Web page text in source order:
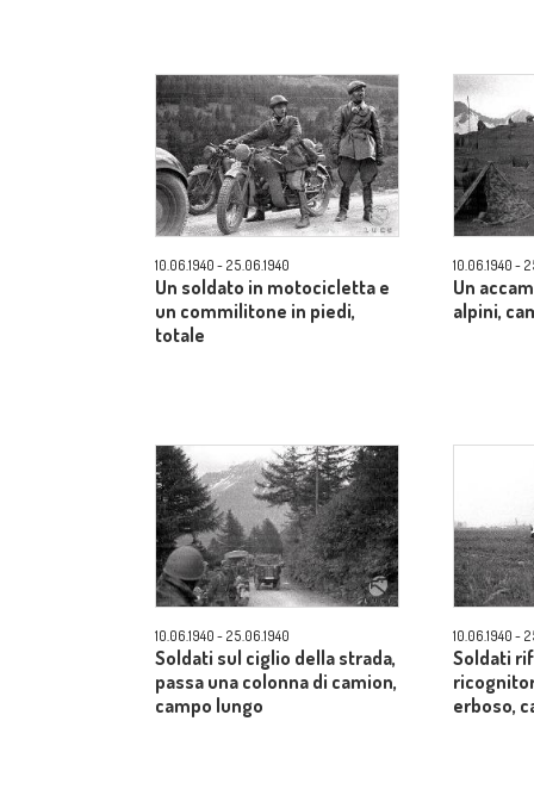
10.06.1940 - 25.06.1940
Un soldato in motocicletta e
un commilitone in piedi,
totale
10.06.1940 -
Un
alpini,
10.06.1940 - 25.06.1940
Soldati sul ciglio della strada,
passa una colonna di camion,
campo lungo
10.06.1940 -
Soldati
erboso,